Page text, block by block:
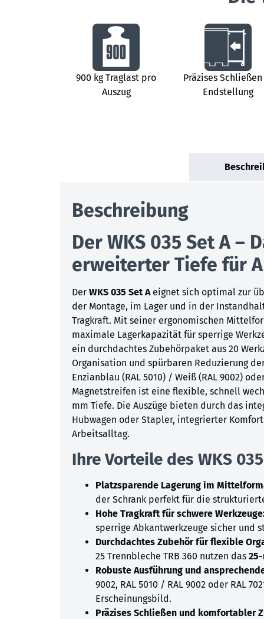
900 kg Traglast pro
Auszug
Präzises
Endstellung
Beschreibung
Der WKS 035 Set A
erweiterter Tiefe für
Der WKS 035 Set Aeignet sich optimal zur
der Montage, im Lager und in der
Tragkraft. Mit seiner ergonomischen
maximale Lagerkapazität für sperrige
ein durchdachtes Zubehörpaket aus 20
Organisation und spürbaren Reduzierung
Enzianblau (RAL 5010) / Weiß (RAL 9002)
Magnetstreifen ist eine flexible, schnell
mm Tiefe. Die Auszüge bieten durch das
Hubwagen oder Stapler, integrierter
Arbeitsalltag.
Ihre Vorteile des WKS
Platzsparende Lagerung im
der Schrank perfekt für die
Hohe Tragkraft für schwere
sperrige Abkantwerkzeuge sicher und
Durchdachtes Zubehör für flexible
25 Trennbleche TRB 360 nutzen das
Robuste Ausführung und
9002, RAL 5010 / RAL 9002 oder RAL
Erscheinungsbild.
Präzises Schließen und komfortabler